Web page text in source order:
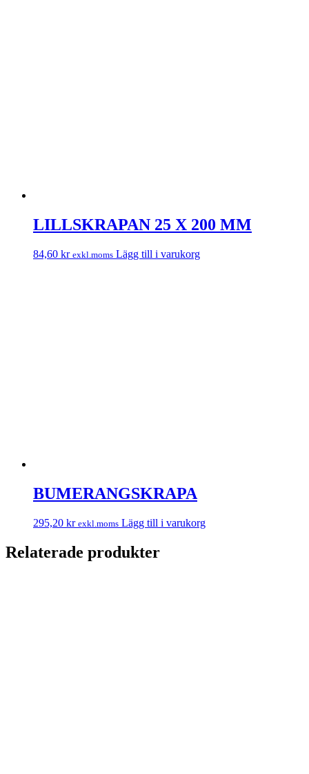
LILLSKRAPAN 25 X 200 MM
84,60 kr exkl.moms Lägg till i varukorg
BUMERANGSKRAPA
295,20 kr exkl.moms Lägg till i varukorg
Relaterade produkter